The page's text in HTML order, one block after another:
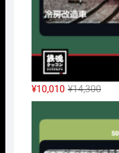
¥14,300元
の
価
¥10,010
現
在
の